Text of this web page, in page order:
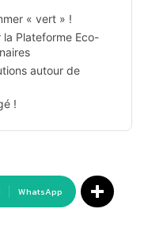
« vert » !
Plateforme Eco-
autour de
!
WhatsApp